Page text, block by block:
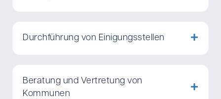
Durchführung von Einigungsstellen
Beratung und Vertretung von
Kommunen